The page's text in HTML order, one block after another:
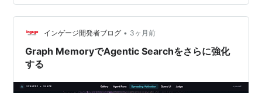
Chat・日本語品質・JSON出力・Function Callingまで複
数の観点…
インゲージ開発者ブログ • 3ヶ月前
Graph MemoryでAgentic Searchをさらに強化
する